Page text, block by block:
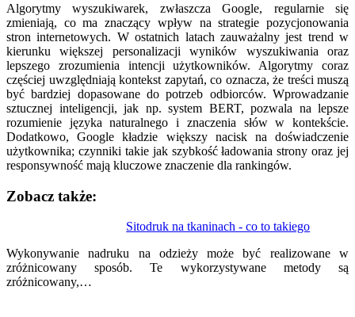
Algorytmy wyszukiwarek, zwłaszcza Google, regularnie się
zmieniają, co ma znaczący wpływ na strategie pozycjonowania
stron internetowych. W ostatnich latach zauważalny jest trend w
kierunku większej personalizacji wyników wyszukiwania oraz
lepszego zrozumienia intencji użytkowników. Algorytmy coraz
częściej uwzględniają kontekst zapytań, co oznacza, że treści muszą
być bardziej dopasowane do potrzeb odbiorców. Wprowadzanie
sztucznej inteligencji, jak np. system BERT, pozwala na lepsze
rozumienie języka naturalnego i znaczenia słów w kontekście.
Dodatkowo, Google kładzie większy nacisk na doświadczenie
użytkownika; czynniki takie jak szybkość ładowania strony oraz jej
responsywność mają kluczowe znaczenie dla rankingów.
Zobacz także:
Sitodruk na tkaninach - co to takiego
Wykonywanie nadruku na odzieży może być realizowane w
zróżnicowany sposób. Te wykorzystywane metody są
zróżnicowany,…
wpisu